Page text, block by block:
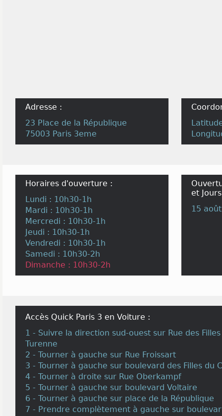
Adresse :
23 Place de la République
75003 Paris 3eme
Horaires d'ouverture :
Lundi : 10h30-1h
Mardi : 10h30-1h
Mercredi : 10h30-1h
Jeudi : 10h30-1h
Vendredi : 10h30-1h
Samedi : 10h30-2h
Dimanche : 10h30-2h
et
15 août
Accès Quick Paris 3 en Voiture :
1 - Suivre la direction sud-ouest sur Rue des
Turenne
2 - Tourner à gauche sur Rue Froissart
3 - Tourner à gauche sur boulevard des Filles du
4 - Tourner à droite sur Rue Oberkampf
5 - Tourner à gauche sur boulevard Voltaire
6 - Tourner à gauche sur place de la République
7 - Prendre complètement à gauche sur